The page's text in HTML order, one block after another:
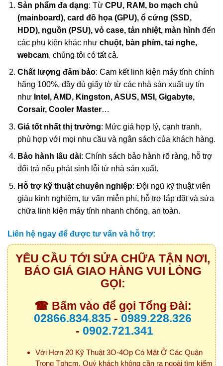
Sản phẩm đa dạng: Từ CPU, RAM, bo mạch chủ
(mainboard), card đồ họa (GPU), ổ cứng (SSD,
HDD), nguồn (PSU), vỏ case, tản nhiệt, màn hình đến
các phụ kiện khác như chuột, bàn phím, tai nghe,
webcam, chúng tôi có tất cả.
Chất lượng đảm bảo: Cam kết linh kiện máy tính chính
hãng 100%, đầy đủ giấy tờ từ các nhà sản xuất uy tín
như Intel, AMD, Kingston, ASUS, MSI, Gigabyte,
Corsair, Cooler Master…
Giá tốt nhất thị trường: Mức giá hợp lý, cạnh tranh,
phù hợp với mọi nhu cầu và ngân sách của khách hàng.
Bảo hành lâu dài: Chính sách bảo hành rõ ràng, hỗ trợ
đổi trả nếu phát sinh lỗi từ nhà sản xuất.
Hỗ trợ kỹ thuật chuyên nghiệp: Đội ngũ kỹ thuật viên
giàu kinh nghiệm, tư vấn miễn phí, hỗ trợ lắp đặt và sửa
chữa linh kiện máy tính nhanh chóng, an toàn.
Liên hệ ngay để được tư vấn và hỗ trợ:
YÊU CẦU TỚI SỬA CHỮA TẬN NƠI,
BÁO GIÁ GIAO HÀNG VUI LÒNG
GỌI:
☎ Bấm vào để gọi Tổng Đài:
02866.834.835 - 0989.228.326
- 0902.721.341
Với Hơn 20 Kỹ Thuật 3O-4Op Có Mặt Ở Các Quận
Trong Tphcm. Quý khách không cần ra ngoài tìm kiếm